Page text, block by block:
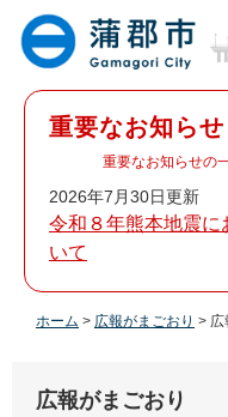
重要なお知らせ
2026年7月30日更新
令和８年熊本地震に
いて
重要なお知らせの
ホーム > 広報がまごおり > 広
広報がまごおり